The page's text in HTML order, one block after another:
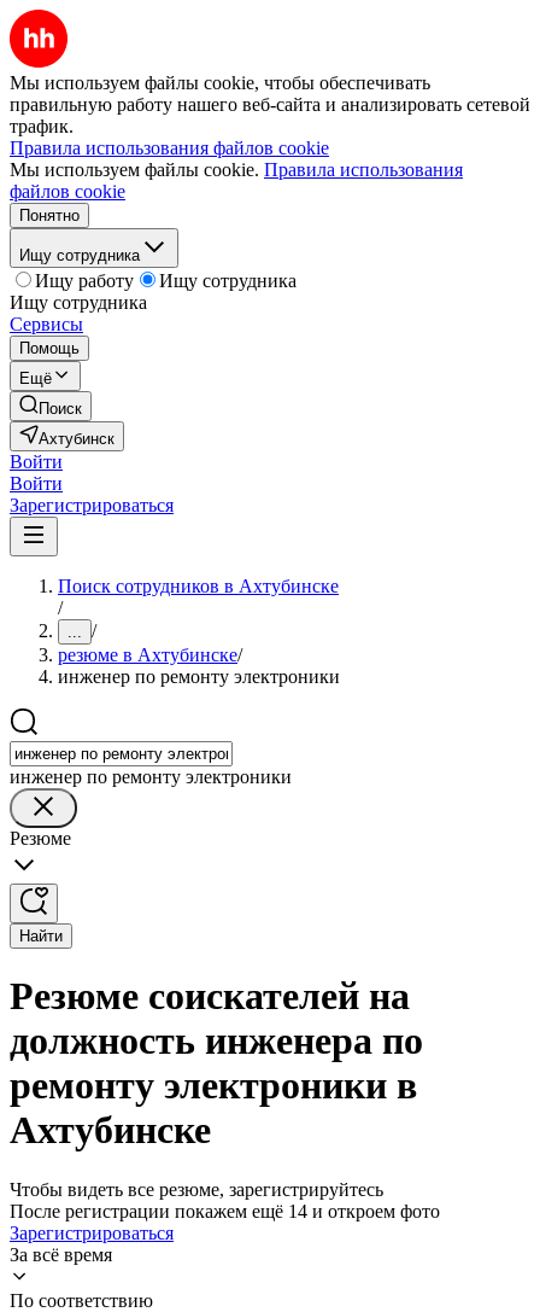
Мы используем файлы cookie, чтобы обеспечивать
правильную работу нашего веб-сайта и анализировать сетевой
трафик.
Правила использования файлов cookie
Мы используем файлы cookie. Правила использования
файлов cookie
Понятно
Ищу сотрудника
Ищу работу
Ищу сотрудника
Ищу сотрудника
Сервисы
Помощь
Ещё
Поиск
Ахтубинск
Войти
Войти
Зарегистрироваться
Поиск сотрудников в Ахтубинске
/
... /
резюме в Ахтубинске/
инженер по ремонту электроники
инженер по ремонту электроники
Резюме
Найти
Резюме соискателей на
должность инженера по
ремонту электроники в
Ахтубинске
Чтобы видеть все резюме, зарегистрируйтесь
После регистрации покажем ещё 14 и откроем фото
Зарегистрироваться
За всё время
По соответствию